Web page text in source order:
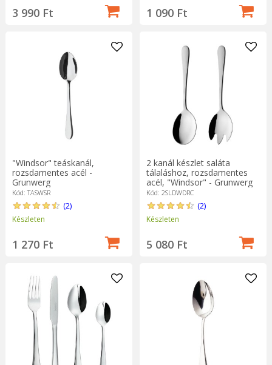
3 990 Ft 1 090 Ft
"Windsor" teáskanál,
rozsdamentes acél -
Grunwerg
Kód: TASWSR
(2)
Készleten
1 270 Ft
2 kanál készlet saláta
tálaláshoz, rozsdamentes
acél, "Windsor" - Grunwerg
Kód: 2SLDWDRC
(2)
Készleten
5 080 Ft